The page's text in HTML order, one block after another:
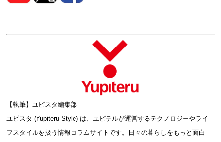
【執筆】ユピスタ編集部
ユピスタ (Yupiteru Style) は、ユピテルが運営するテクノロジーやライ
フスタイルを扱う情報コラムサイトです。日々の暮らしをもっと面白